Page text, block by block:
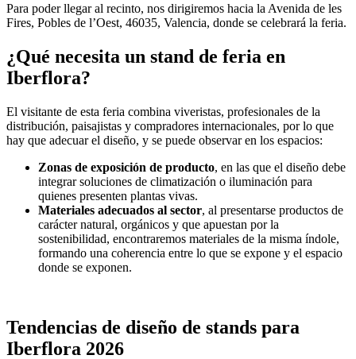
Para poder llegar al recinto, nos dirigiremos hacia la Avenida de les
Fires, Pobles de l’Oest, 46035, Valencia, donde se celebrará la feria.
¿Qué necesita un stand de feria en
Iberflora?
El visitante de esta feria combina viveristas, profesionales de la
distribución, paisajistas y compradores internacionales, por lo que
hay que adecuar el diseño, y se puede observar en los espacios:
Zonas de exposición de producto, en las que el diseño debe
integrar soluciones de climatización o iluminación para
quienes presenten plantas vivas.
Materiales adecuados al sector, al presentarse productos de
carácter natural, orgánicos y que apuestan por la
sostenibilidad, encontraremos materiales de la misma índole,
formando una coherencia entre lo que se expone y el espacio
donde se exponen.
Tendencias de diseño de stands para
Iberflora 2026